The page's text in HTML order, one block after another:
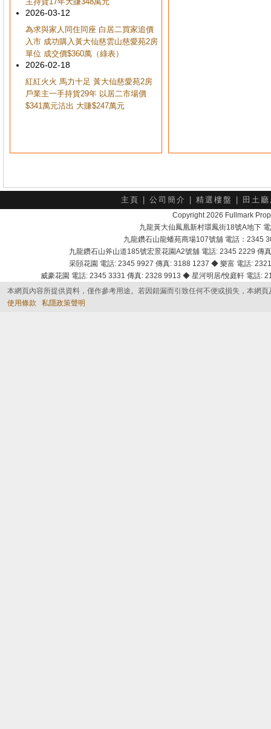
2026-03-12
為求與家人同住同座 白居二買家追價
入市 成功購入黃大仙慈雲山慈愛苑2房
單位 成交價$360萬（綠表）
2026-02-18
紅紅火火 馬力十足 黃大仙慈愛苑2房
戶業主一手持貨29年 以居二市場價
$341萬元沽出 大賺$247萬元
主頁 公司簡介 精選樓盤 田土
Copyright 2026 Fullmark
九龍黃大仙鳳凰新村環鳳街18號A地下
九龍鑽石山龍蟠苑商場107號舖 電話：2345
九龍鑽石山斧山道185號宏景花園A2號舖 電話: 2345 2229
采頣花園 電話: 2345 9927 傳真: 3188 1237 ◆ 樂富 電話:
威豪花園 電話: 2345 3331 傳真: 2328 9913 ◆ 星河明居/悅庭軒 電話
本網頁內容所提供資料，僅作參考用途。若因錯漏而引致任何不便或損失，本網
使用條款
私隱政策聲明